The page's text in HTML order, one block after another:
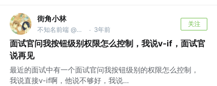
街角小林
不知名前端 @一个很体面的公司 · 3年前
关注
面试官问我按钮级别权限怎么控制，我说v-if，面试官
说再见
最近的面试中有一个面试官问我按钮级别的权限怎么控制，
我说直接v-if啊，他说不够好，我说...